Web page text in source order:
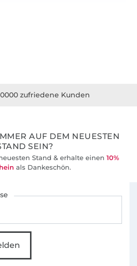
zufriedene Kunden
AUF DEM NEUESTEN
SEIN?
Stand & erhalte einen 10%
als Dankeschön.